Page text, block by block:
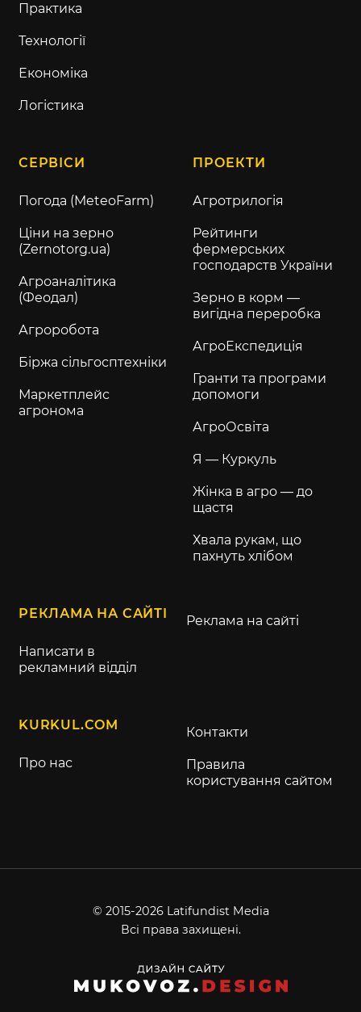
Практика
Технології
Економіка
Логістика
СЕРВІСИ
Погода (MeteoFarm)
Ціни на зерно
(Zernotorg.ua)
Агроаналітика
(Феодал)
Агроробота
Біржа сільгосптехніки
Маркетплейс
агронома
ПРОЕКТИ
Агротрилогія
Рейтинги
фермерських
господарств України
Зерно в корм —
вигідна переробка
АгроЕкспедиція
Гранти та програми
допомоги
АгроОсвіта
Я — Куркуль
Жінка в агро — до
щастя
Хвала рукам, що
пахнуть хлібом
РЕКЛАМА НА САЙТІ
Написати в
рекламний відділ
Реклама на сайті
KURKUL.COM
Про нас
Контакти
Правила
користування сайтом
© 2015-2026 Latifundist Media
Всі права захищені.